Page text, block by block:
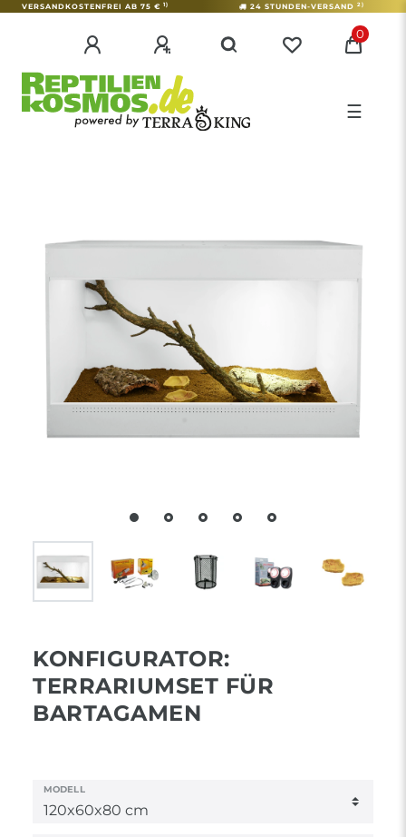
VERSANDKOSTENFREI AB 75 € 1) 24 STUNDEN-VERSAND 2)
0
☰
KONFIGURATOR:
TERRARIUMSET FÜR
BARTAGAMEN
MODELL